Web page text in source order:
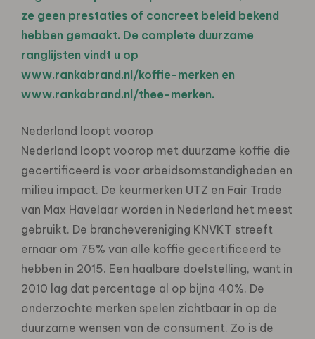
ze geen prestaties of concreet beleid bekend
hebben gemaakt. De complete duurzame
ranglijsten vindt u op
www.rankabrand.nl/koffie-merken en
www.rankabrand.nl/thee-merken.
Nederland loopt voorop
Nederland loopt voorop met duurzame koffie die
gecertificeerd is voor arbeidsomstandigheden en
milieu impact. De keurmerken UTZ en Fair Trade
van Max Havelaar worden in Nederland het meest
gebruikt. De branchevereniging KNVKT streeft
ernaar om 75% van alle koffie gecertificeerd te
hebben in 2015. Een haalbare doelstelling, want in
2010 lag dat percentage al op bijna 40%. De
onderzochte merken spelen zichtbaar in op de
duurzame wensen van de consument. Zo is de